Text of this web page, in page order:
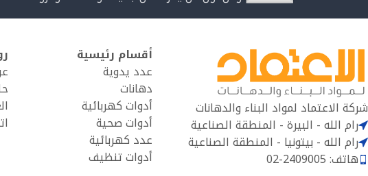
شركة الاعتماد لمواد البناء والدهانات
رام الله - البيرة - المنطقة الصناعية
رام الله - بيتونيا - المنطقة الصناعية
هاتف: 2409005-02
أقسام رئيسية
عدد يدوية
دهانات
أدوات كهربائية
أدوات صحية
عدد كهربائية
أدوات تنظيف